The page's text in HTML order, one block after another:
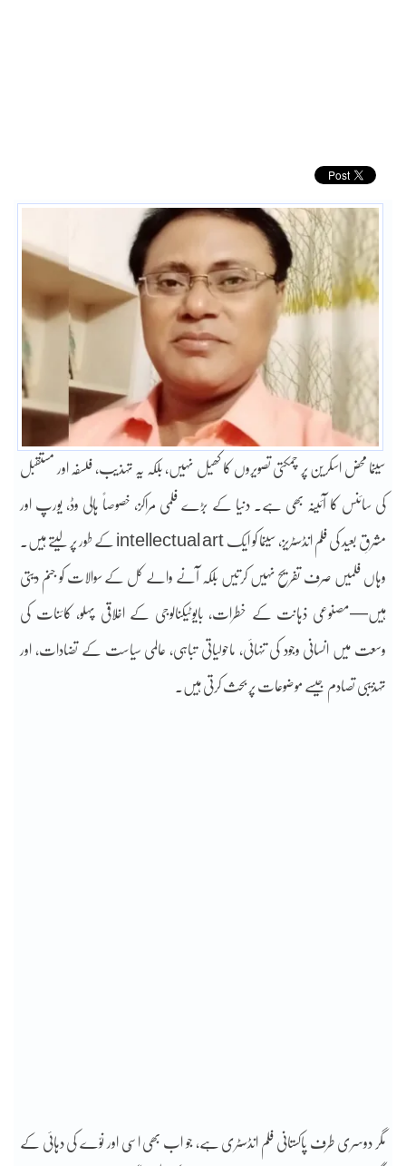
سینما محض اسکرین پر چمکتی تصویروں کا کھیل نہیں، بلکہ یہ تہذیب، فلسفہ اور مستقبل
کی سائنس کا آئینہ بھی ہے۔ دنیا کے بڑے فلمی مراکز، خصوصاً ہالی وڈ، یورپ اور
مشرقِ بعید کی فلم انڈسٹریز، سینما کو ایک intellectual art کے طور پر لیتے ہیں۔
وہاں فلمیں صرف تفریح نہیں کرتیں بلکہ آنے والے کل کے سوالات کو جنم دیتی
ہیں—مصنوعی ذہانت کے خطرات، بایوٹیکنالوجی کے اخلاقی پہلو، کائنات کی
وسعت میں انسانی وجود کی تنہائی، ماحولیاتی تباہی، عالمی سیاست کے تضادات، اور
تہذیبی تصادم جیسے موضوعات پر بحث کرتی ہیں۔
مگر دوسری طرف پاکستانی فلم انڈسٹری ہے، جو اب بھی اسّی اور نوّے کی دہائی کے